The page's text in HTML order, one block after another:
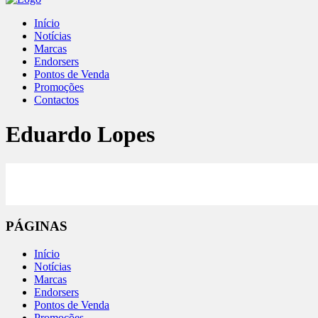
Início
Notícias
Marcas
Endorsers
Pontos de Venda
Promoções
Contactos
Eduardo Lopes
PÁGINAS
Início
Notícias
Marcas
Endorsers
Pontos de Venda